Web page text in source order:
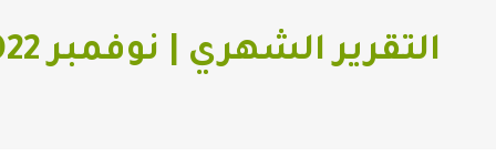
التقرير الشهري | نوفمبر 2022م